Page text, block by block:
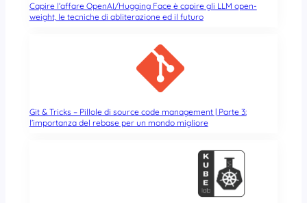
Capire l’affare OpenAI/Hugging Face è capire gli LLM open-
weight, le tecniche di abliterazione ed il futuro
Git & Tricks – Pillole di source code management | Parte 3:
l’importanza del rebase per un mondo migliore